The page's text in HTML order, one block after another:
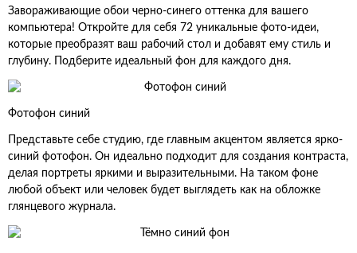
Завораживающие обои черно-синего оттенка для вашего
компьютера! Откройте для себя 72 уникальные фото-идеи,
которые преобразят ваш рабочий стол и добавят ему стиль и
глубину. Подберите идеальный фон для каждого дня.
Фотофон синий
Представьте себе студию, где главным акцентом является ярко-
синий фотофон. Он идеально подходит для создания контраста,
делая портреты яркими и выразительными. На таком фоне
любой объект или человек будет выглядеть как на обложке
глянцевого журнала.